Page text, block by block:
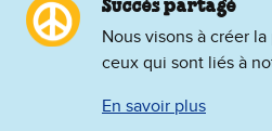
Succès partagé
Nous visons à créer
ceux qui sont liés à
En savoir plus